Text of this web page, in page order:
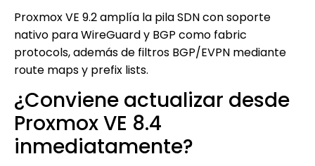
Proxmox VE 9.2 amplía la pila SDN con soporte
nativo para WireGuard y BGP como fabric
protocols, además de filtros BGP/EVPN mediante
route maps y prefix lists.
¿Conviene actualizar desde
Proxmox VE 8.4
inmediatamente?